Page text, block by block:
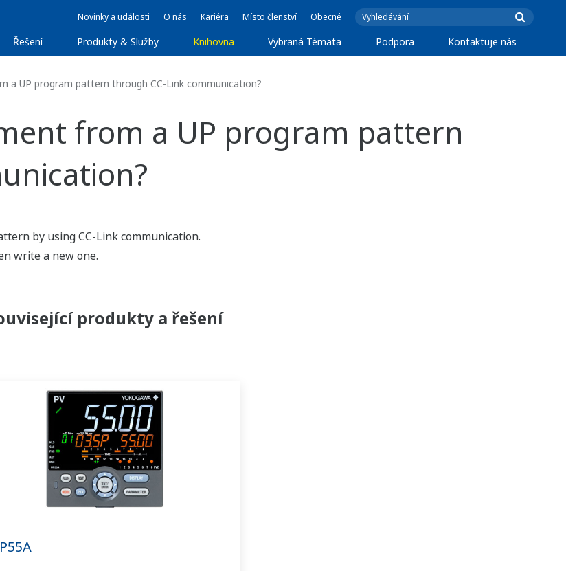
Novinky a události O nás Kariéra Místo členství Obecné
Řešení Produkty & Služby Knihovna Vybraná Témata Podpora Kontaktuje nás
a UP program pattern through CC-Link communication?
from a UP program pattern
by using CC-Link communication.
write a new one.
produkty a řešení